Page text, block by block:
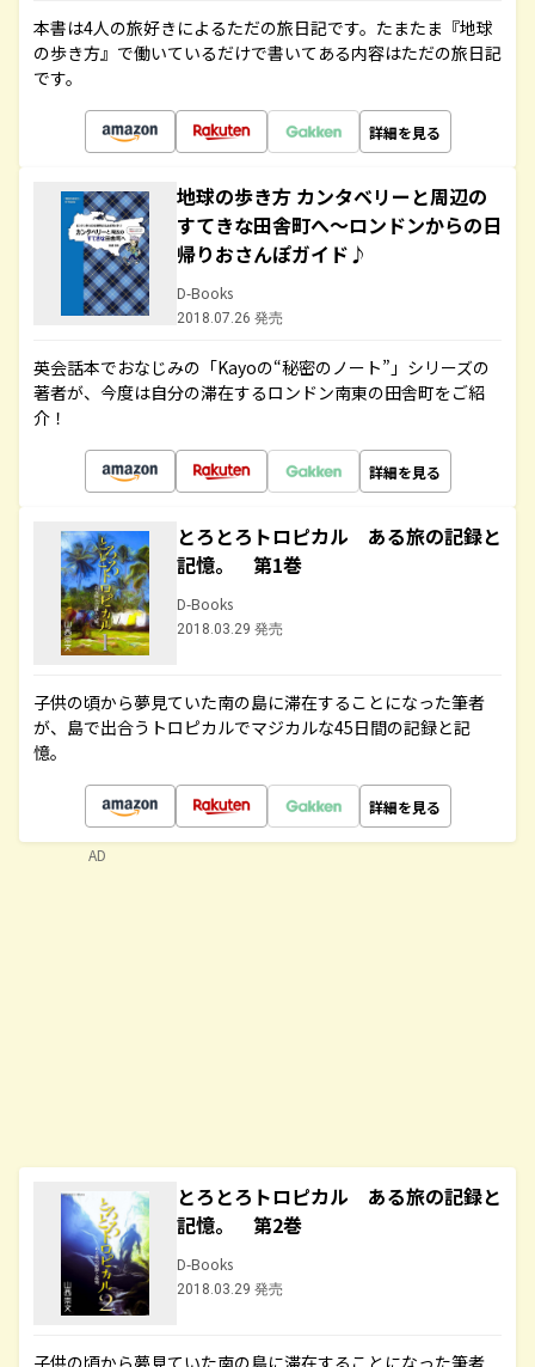
本書は4人の旅好きによるただの旅日記です。たまたま『地球
の歩き方』で働いているだけで書いてある内容はただの旅日記
です。
詳細を見る
地球の歩き方 カンタベリーと周辺の
すてきな田舎町へ～ロンドンからの日
帰りおさんぽガイド♪
D-Books
2018.07.26 発売
英会話本でおなじみの「Kayoの“秘密のノート”」シリーズの
著者が、今度は自分の滞在するロンドン南東の田舎町をご紹
介！
詳細を見る
とろとろトロピカル ある旅の記録と
記憶。 第1巻
D-Books
2018.03.29 発売
子供の頃から夢見ていた南の島に滞在することになった筆者
が、島で出合うトロピカルでマジカルな45日間の記録と記
憶。
詳細を見る
とろとろトロピカル ある旅の記録と
記憶。 第2巻
D-Books
2018.03.29 発売
子供の頃から夢見ていた南の島に滞在することになった筆者
AD